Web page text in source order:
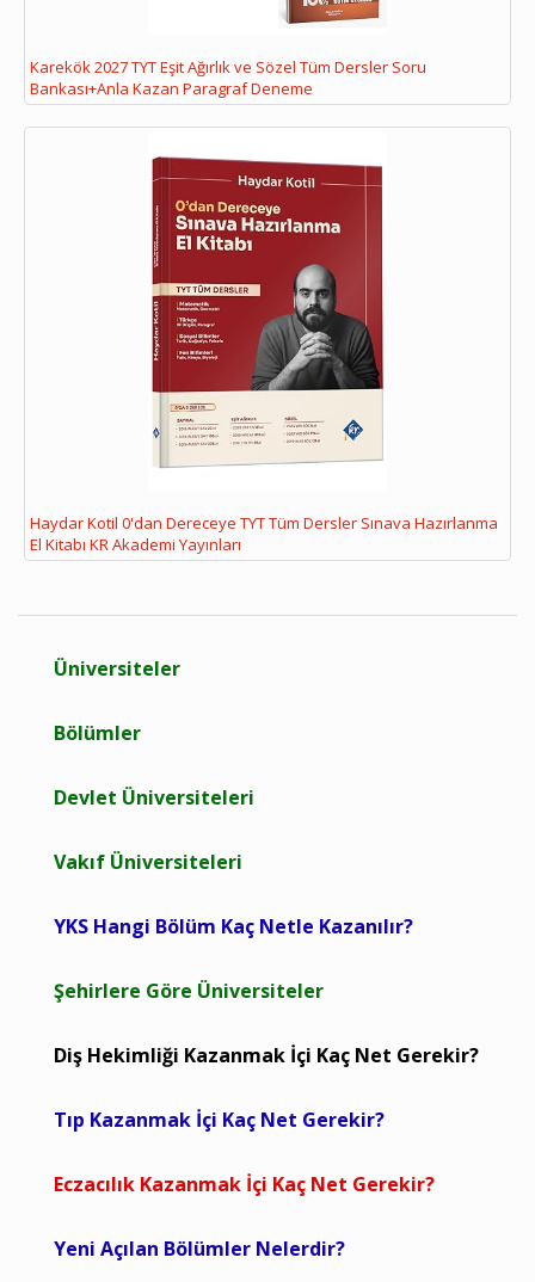
Karekök 2027 TYT Eşit Ağırlık ve Sözel Tüm Dersler Soru
Bankası+Anla Kazan Paragraf Deneme
Haydar Kotil 0'dan Dereceye TYT Tüm Dersler Sınava Hazırlanma
El Kitabı KR Akademi Yayınları
Üniversiteler
Bölümler
Devlet Üniversiteleri
Vakıf Üniversiteleri
YKS Hangi Bölüm Kaç Netle Kazanılır?
Şehirlere Göre Üniversiteler
Diş Hekimliği Kazanmak İçi Kaç Net Gerekir?
Tıp Kazanmak İçi Kaç Net Gerekir?
Eczacılık Kazanmak İçi Kaç Net Gerekir?
Yeni Açılan Bölümler Nelerdir?